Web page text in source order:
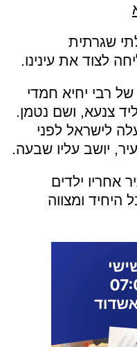
שגרתית
לצוד את עינינו.
רבי יחיא חמדי
צנעא, ושם נטמן.
לישראל לפני
יושב עליו שבעה.
אחריו ילדים
היחיד ומצווה